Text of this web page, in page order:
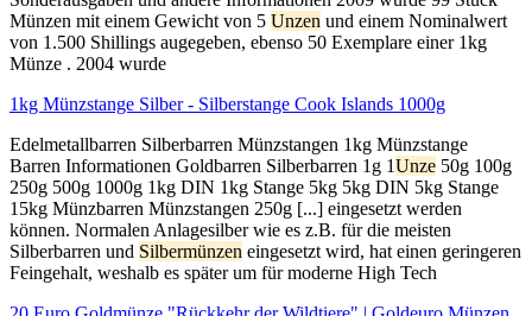
Münzen mit einem Gewicht von 5 Unzen und einem Nominalwert
von 1.500 Shillings augegeben, ebenso 50 Exemplare einer 1kg
Münze . 2004 wurde
1kg Münzstange Silber - Silberstange Cook Islands 1000g
Edelmetallbarren Silberbarren Münzstangen 1kg Münzstange
Barren Informationen Goldbarren Silberbarren 1g 1Unze 50g 100g
250g 500g 1000g 1kg DIN 1kg Stange 5kg 5kg DIN 5kg Stange
15kg Münzbarren Münzstangen 250g [...] eingesetzt werden
können. Normalen Anlagesilber wie es z.B. für die meisten
Silberbarren und Silbermünzen eingesetzt wird, hat einen geringeren
Feingehalt, weshalb es später um für moderne High Tech